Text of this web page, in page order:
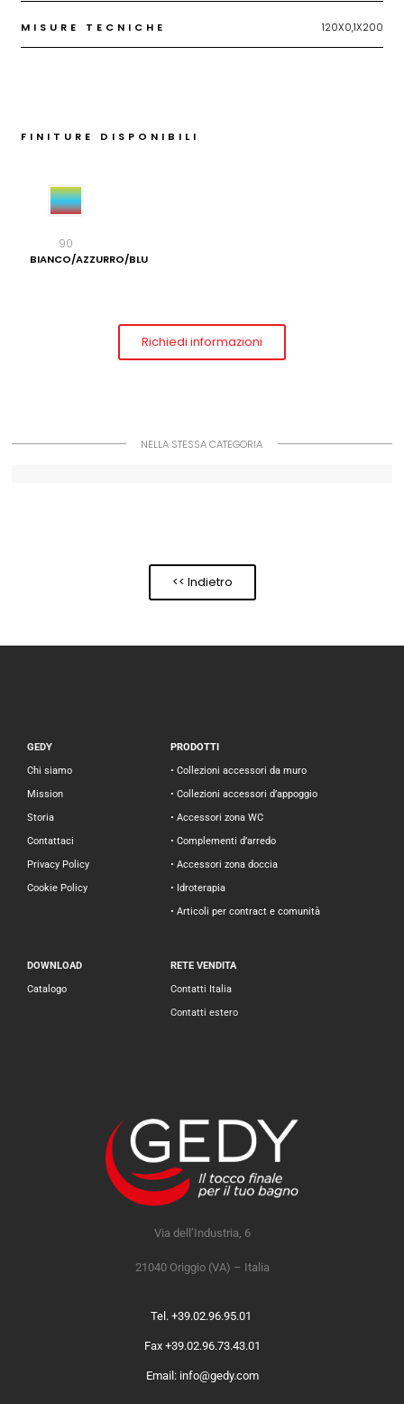
MISURE TECNICHE 120X0,1X200
FINITURE DISPONIBILI
90
BIANCO/AZZURRO/BLU
Richiedi informazioni
NELLA STESSA CATEGORIA
<< Indietro
GEDY
Chi siamo
Mission
Storia
Contattaci
Privacy Policy
Cookie Policy
PRODOTTI
• Collezioni accessori da muro
• Collezioni accessori d’appoggio
• Accessori zona WC
• Complementi d’arredo
• Accessori zona doccia
• Idroterapia
• Articoli per contract e comunità
DOWNLOAD
Catalogo
RETE VENDITA
Contatti Italia
Contatti estero
Via dell’Industria, 6
21040 Origgio (VA) – Italia
Tel. +39.02.96.95.01
Fax +39.02.96.73.43.01
Email: info@gedy.com